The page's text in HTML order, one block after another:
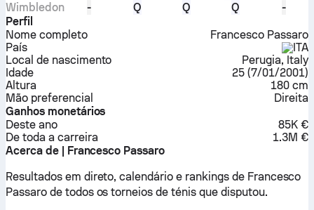
Wimbledon
- Q Q Q
-
Perfil
Nome completo
Francesco Passaro
País
ITA
Local de nascimento
Perugia, Italy
Idade
25 (7/01/2001)
Altura
180 cm
Mão preferencial
Direita
Ganhos monetários
Deste ano
85K €
De toda a carreira
1.3M €
Acerca de | Francesco Passaro
Resultados em direto, calendário e rankings de Francesco
Passaro de todos os torneios de ténis que disputou.